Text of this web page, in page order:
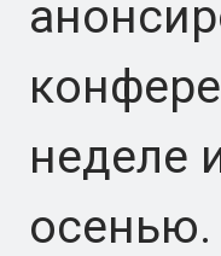
неделе
осенью.